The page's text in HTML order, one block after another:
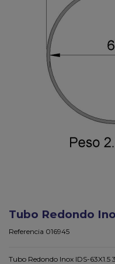
Tubo Redondo
Referencia 016945
Tubo Redondo Inox IDS-63X1.5